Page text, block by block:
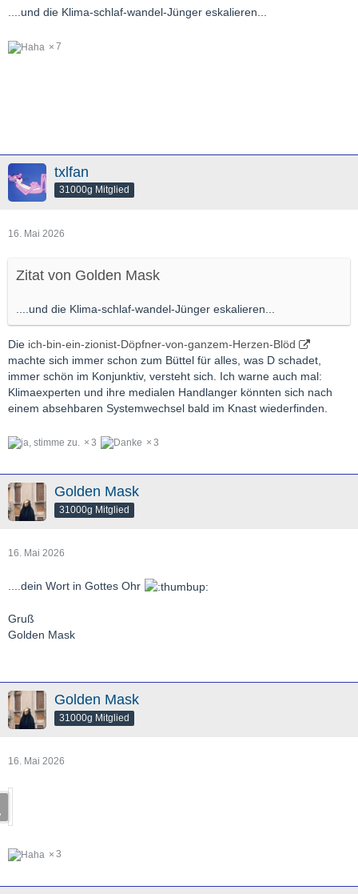
....und die Klima-schlaf-wandel-Jünger eskalieren...
7
txlfan
31000g Mitglied
16. Mai 2026
Zitat von Golden Mask
....und die Klima-schlaf-wandel-Jünger eskalieren...
Die ich-bin-ein-zionist-Döpfner-von-ganzem-Herzen-Blöd
machte sich immer schon zum Büttel für alles, was D schadet,
immer schön im Konjunktiv, versteht sich. Ich warne auch mal:
Klimaexperten und ihre medialen Handlanger könnten sich nach
einem absehbaren Systemwechsel bald im Knast wiederfinden.
3 3
Golden Mask
31000g Mitglied
16. Mai 2026
....dein Wort in Gottes Ohr
Gruß
Golden Mask
Golden Mask
31000g Mitglied
16. Mai 2026
3